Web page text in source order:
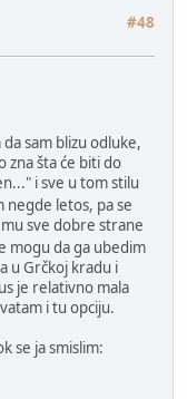
#48
da sam blizu odluke,
zna šta će biti do
i sve u tom stilu
negde letos, pa se
sve dobre strane
mogu da ga ubedim
u Grčkoj kradu i
je relativno mala
i tu opciju.
se ja smislim: